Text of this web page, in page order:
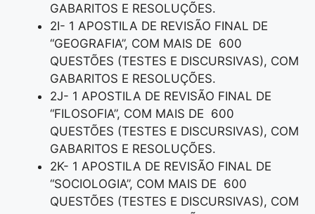
GABARITOS E RESOLUÇÕES.
2I- 1 APOSTILA DE REVISÃO FINAL DE
“GEOGRAFIA”, COM MAIS DE 600
QUESTÕES (TESTES E DISCURSIVAS), COM
GABARITOS E RESOLUÇÕES.
2J- 1 APOSTILA DE REVISÃO FINAL DE
“FILOSOFIA”, COM MAIS DE 600
QUESTÕES (TESTES E DISCURSIVAS), COM
GABARITOS E RESOLUÇÕES.
2K- 1 APOSTILA DE REVISÃO FINAL DE
“SOCIOLOGIA”, COM MAIS DE 600
QUESTÕES (TESTES E DISCURSIVAS), COM